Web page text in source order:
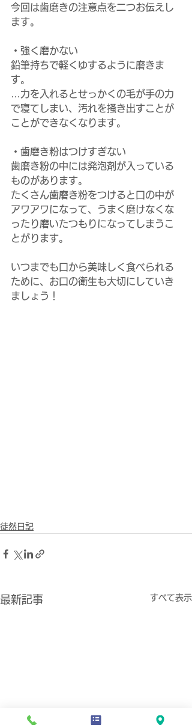
今回は歯磨きの注意点を二つお伝えし
ます。
・強く磨かない
鉛筆持ちで軽くゆするように磨きま
す。
…力を入れるとせっかくの毛が手の力
で寝てしまい、汚れを掻き出すことが
ことができなくなります。
・歯磨き粉はつけすぎない
歯磨き粉の中には発泡剤が入っている
ものがあります。
たくさん歯磨き粉をつけると口の中が
アワアワになって、うまく磨けなくな
ったり磨いたつもりになってしまうこ
とがります。
いつまでも口から美味しく食べられる
ために、お口の衛生も大切にしていき
ましょう！
徒然日記
最新記事 すべて表示